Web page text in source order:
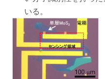
いる。